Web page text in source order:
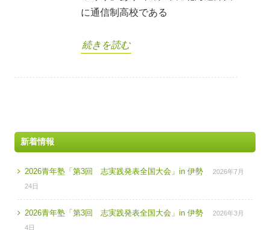
に通信制高校である
続きを読む
新着情報
2026青年塾「第3回 志実践発表全国大会」in 伊勢
2026年7月
24日
2026青年塾「第3回 志実践発表全国大会」in 伊勢
2026年3月
4日